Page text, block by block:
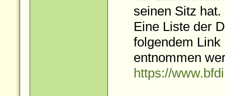
seinen Sitz hat.
Eine Liste der
folgendem Link
entnommen
https://